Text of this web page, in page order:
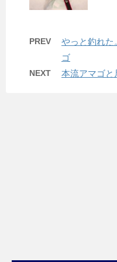
PREV
やっと釣れた
ゴ
NEXT 本流アマゴと